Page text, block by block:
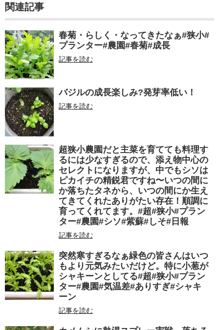
関連記事
春菊・らしく・なってきたなぁ#狭小#
プランター#農園#春菊#成長
記事を読む
バジルの成長楽しみ?発芽率低い！
記事を読む
超狭小農園だと主菜を育てても料理す
るには少なすぎるので、添え物中心の
セレクトになりますが、中でもシソは
ピカイチの精鋭君ですね〜いつの間に
か落ちたタネから、いつの間にか生え
てきてくれたありがたい存在！順調に
育ってくれてます。#超#狭小#プラン
ター#農園#シソ#紫蘇#しそ#日報
記事を読む
突然寒すぎるなぁ緑色の皆さんはいつ
もより元気みたいだけど。特に小葱が
シャキーンとしてる#超#狭小#プラン
ター#農園#気温差#ありすぎ#シャキ
ーン
記事を読む